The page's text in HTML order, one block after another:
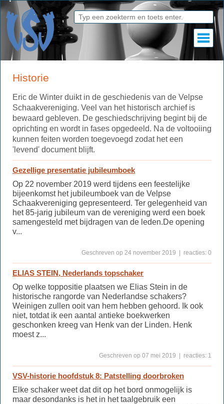
Historie
Eric de Winter duikt in de geschiedenis van de Velpse
Schaakvereniging. Veel van het historisch archief is
bewaard gebleven. De geschiedschrijving begint bij de
oprichting en wordt in fases opgedeeld. Na de voltooiing
kunnen feiten worden toegevoegd zodat het een
'levend' document blijft.
Gezellige presentatie jubileumboek
Op 22 november 2019 werd tijdens een feestelijke
bijeenkomst het jubileumboek van de Velpse
Schaakvereniging gepresenteerd. Ter gelegenheid van
het 85-jarig jubileum van de vereniging werd een boek
samengesteld met bijdragen van de leden.De opening
v...
Geschreven op 24 november 2019 | reacties: 0
ELIAS STEIN, Nederlands topschaker
Op welke toppositie plaatsen we Elias Stein in de
historische rangorde van Nederlandse schakers?
Weinigen zullen ooit van hem hebben gehoord. Ik ook
niet, totdat ik een aantal antieke boekwerken
geschonken kreeg van Henk van der Linden. Henk
moest z...
Geschreven op 07 mei 2019 | reacties: 1
VSV-historie hoofdstuk 8: Patstelling doorbroken
Elke schaker weet dat dit op het bord onmogelijk is
maar desondanks is het in het taalgebruik een